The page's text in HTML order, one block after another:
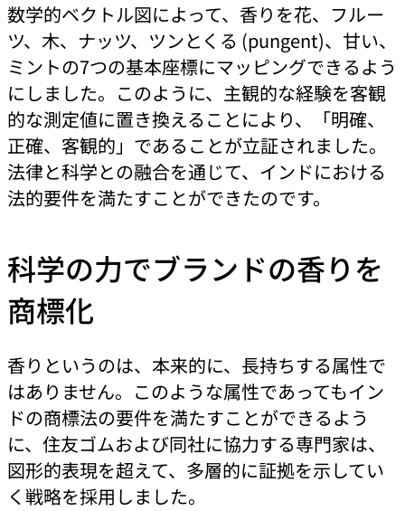
数学的ベクトル図によって、香りを花、フルー
ツ、木、ナッツ、ツンとくる (pungent)、甘い、
ミントの7つの基本座標にマッピングできるよう
にしました。このように、主観的な経験を客観
的な測定値に置き換えることにより、「明確、
正確、客観的」であることが立証されました。
法律と科学との融合を通じて、インドにおける
法的要件を満たすことができたのです。
科学の力でブランドの香りを
商標化
香りというのは、本来的に、長持ちする属性で
はありません。このような属性であってもイン
ドの商標法の要件を満たすことができるよう
に、住友ゴムおよび同社に協力する専門家は、
図形的表現を超えて、多層的に証拠を示してい
く戦略を採用しました。